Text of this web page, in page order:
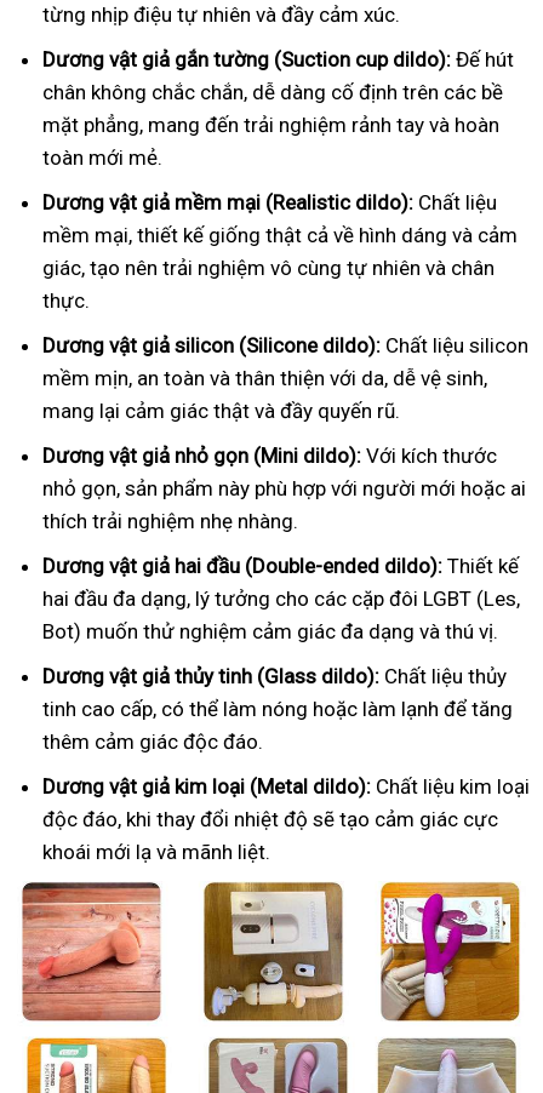
từng nhịp điệu tự nhiên và đầy cảm xúc.
Dương vật giả gắn tường (Suction cup dildo): Đế hút
chân không chắc chắn, dễ dàng cố định trên các bề
mặt phẳng, mang đến trải nghiệm rảnh tay và hoàn
toàn mới mẻ.
Dương vật giả mềm mại (Realistic dildo): Chất liệu
mềm mại, thiết kế giống thật cả về hình dáng và cảm
giác, tạo nên trải nghiệm vô cùng tự nhiên và chân
thực.
Dương vật giả silicon (Silicone dildo): Chất liệu silicon
mềm mịn, an toàn và thân thiện với da, dễ vệ sinh,
mang lại cảm giác thật và đầy quyến rũ.
Dương vật giả nhỏ gọn (Mini dildo): Với kích thước
nhỏ gọn, sản phẩm này phù hợp với người mới hoặc ai
thích trải nghiệm nhẹ nhàng.
Dương vật giả hai đầu (Double-ended dildo): Thiết kế
hai đầu đa dạng, lý tưởng cho các cặp đôi LGBT (Les,
Bot) muốn thử nghiệm cảm giác đa dạng và thú vị.
Dương vật giả thủy tinh (Glass dildo): Chất liệu thủy
tinh cao cấp, có thể làm nóng hoặc làm lạnh để tăng
thêm cảm giác độc đáo.
Dương vật giả kim loại (Metal dildo): Chất liệu kim loại
độc đáo, khi thay đổi nhiệt độ sẽ tạo cảm giác cực
khoái mới lạ và mãnh liệt.